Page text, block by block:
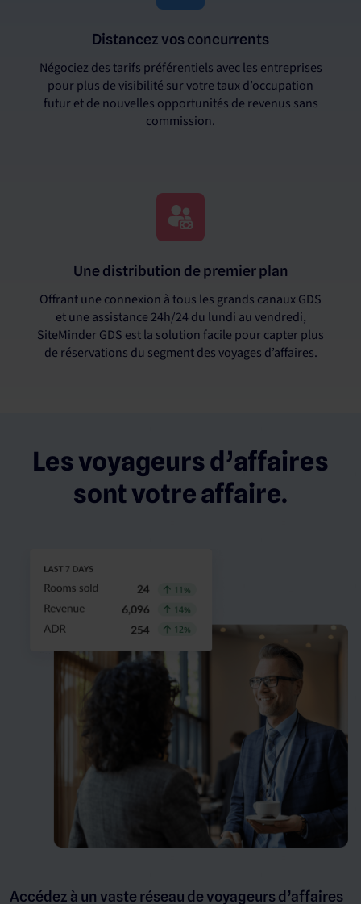
Distancez vos concurrents
Négociez des tarifs préférentiels avec les entreprises
pour plus de visibilité sur votre taux d’occupation
futur et de nouvelles opportunités de revenus sans
commission.
Une distribution de premier plan
Offrant une connexion à tous les grands canaux GDS
et une assistance 24h/24 du lundi au vendredi,
SiteMinder GDS est la solution facile pour capter plus
de réservations du segment des voyages d’affaires.
Les voyageurs d’affaires
sont votre affaire.
Accédez à un vaste réseau de voyageurs d’affaires